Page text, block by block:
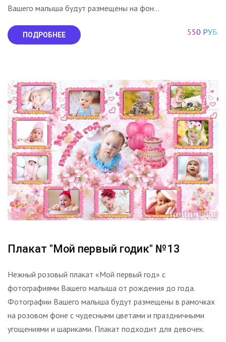
Вашего малыша будут размещены на фон...
ПОДРОБНЕЕ 550 РУБ.
Плакат "Мой первый годик" №13
Нежный розовый плакат «Мой первый год» с
фотографиями Вашего малыша от рождения до года.
Фотографии Вашего малыша будут размещены в рамочках
на розовом фоне с чудесными цветами и праздничными
угощениями и шариками. Плакат подходит для девочек.